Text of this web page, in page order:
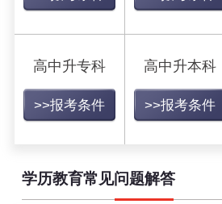
高中升专科
>>报考条件
高中升本科
>>报考条件
学历教育常见问题解答